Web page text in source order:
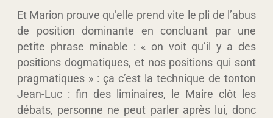
Et Marion prouve qu’elle prend vite le pli de l’abus
de position dominante en concluant par une
petite phrase minable : « on voit qu’il y a des
positions dogmatiques, et nos positions qui sont
pragmatiques » : ça c’est la technique de tonton
Jean-Luc : fin des liminaires, le Maire clôt les
débats, personne ne peut parler après lui, donc